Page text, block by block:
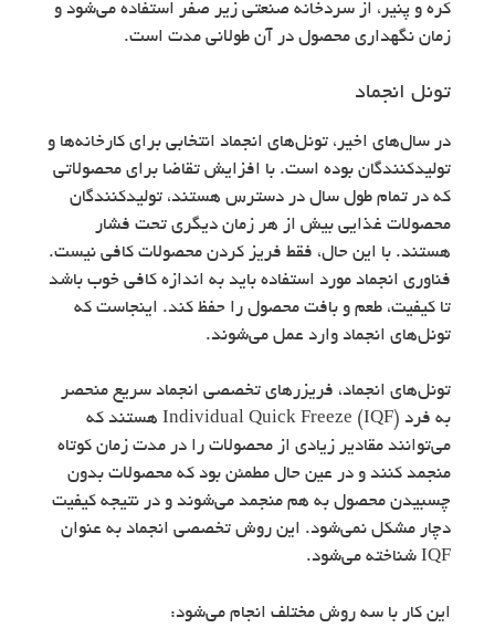
کره و پنیر، از سردخانه صنعتی زیر صفر استفاده می‌شود و
زمان نگهداری محصول در آن طولانی مدت است.
تونل انجماد
در سال‌های اخیر، تونل‌های انجماد انتخابی برای کارخانه‌ها و
تولیدکنندگان بوده است. با افزایش تقاضا برای محصولاتی
که در تمام طول سال در دسترس هستند، تولیدکنندگان
محصولات غذایی بیش از هر زمان دیگری تحت فشار
هستند. با این حال، فقط فریز کردن محصولات کافی نیست.
فناوری انجماد مورد استفاده باید به اندازه کافی خوب باشد
تا کیفیت، طعم و بافت محصول را حفظ کند. اینجاست که
تونل‌های انجماد وارد عمل می‌شوند.
تونل‌های انجماد، فریزرهای تخصصی انجماد سریع منحصر
به فرد Individual Quick Freeze (IQF) هستند که
می‌توانند مقادیر زیادی از محصولات را در مدت زمان کوتاه
منجمد کنند و در عین حال مطمئن بود که محصولات بدون
چسبیدن محصول به هم منجمد می‌شوند و در نتیجه کیفیت
دچار مشکل نمی‌شود. این روش تخصصی انجماد به عنوان
IQF شناخته می‌شود.
این کار با سه روش مختلف انجام می‌شود: